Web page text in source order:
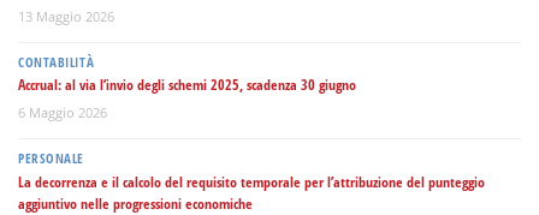
13 Maggio 2026
CONTABILITÀ
Accrual: al via l’invio degli schemi 2025, scadenza 30 giugno
6 Maggio 2026
PERSONALE
La decorrenza e il calcolo del requisito temporale per l’attribuzione del punteggio
aggiuntivo nelle progressioni economiche